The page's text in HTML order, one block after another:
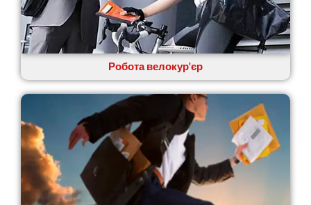
Крюківщина
Крижанівка
Ладижин
Лісники
Лозова
Лубни
Луцьк
Лука-Мелешківська
Львів
Малин
Марганець
Миргород
Робота велокур'єр